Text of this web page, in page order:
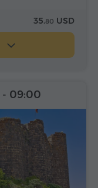
35.80 USD
- 09:00